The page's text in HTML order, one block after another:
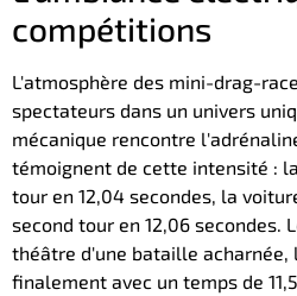
compétitions
L'atmosphère des mini-drag-
spectateurs dans un univers
mécanique rencontre
témoignent de cette intensité :
tour en 12,04 secondes, la
second tour en 12,06 secondes.
théâtre d'une bataille acharnée,
finalement avec un temps de